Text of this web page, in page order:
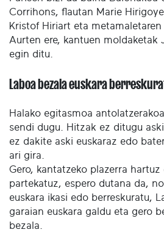
Corrihons, flautan Marie
Kristof Hiriart eta
Aurten ere, kantuen moldaketak
egin ditu.
Laboa bezala euskara
Halako egitasmoa
sendi dugu. Hitzak ez ditugu
ez dakite aski euskaraz edo
ari gira.
Gero, kantatzeko plazerra hartuz
partekatuz, espero dutana da,
euskara ikasi edo berreskuratu,
garaian euskara galdu eta gero
bezala.